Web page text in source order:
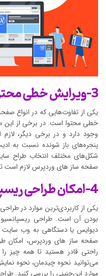
3-ویرایش خطی محتوا
یکی از تفاوت‌هایی که در انواع
خطی محتوا است. در برخی از این
وجود دارد و در برخی دیگر، لازم
پنجره‌های باز شونده نسبت به
شکل‌های مختلف انتخاب طراح
صفحه ساز های وردپرس لازم است تا
4-امکان طراحی ریسپانسیو
یکی از کاربردی‌ترین موارد در
بودن آن است. طراحی ریسپانسیو
دیوایس یا دستگاهی به وب سایت
صفحه ساز های وردپرس، امکان
راحتی قادر هستید تا همه چیز
می‌توانید نحوه چیدمان، نحوه
موارد این‌چنینی را بررسی کنید.